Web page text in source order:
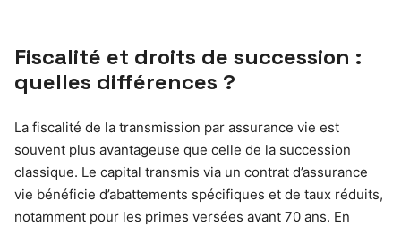
Fiscalité et droits de succession :
quelles différences ?
La fiscalité de la transmission par assurance vie est
souvent plus avantageuse que celle de la succession
classique. Le capital transmis via un contrat d’assurance
vie bénéficie d’abattements spécifiques et de taux réduits,
notamment pour les primes versées avant 70 ans. En